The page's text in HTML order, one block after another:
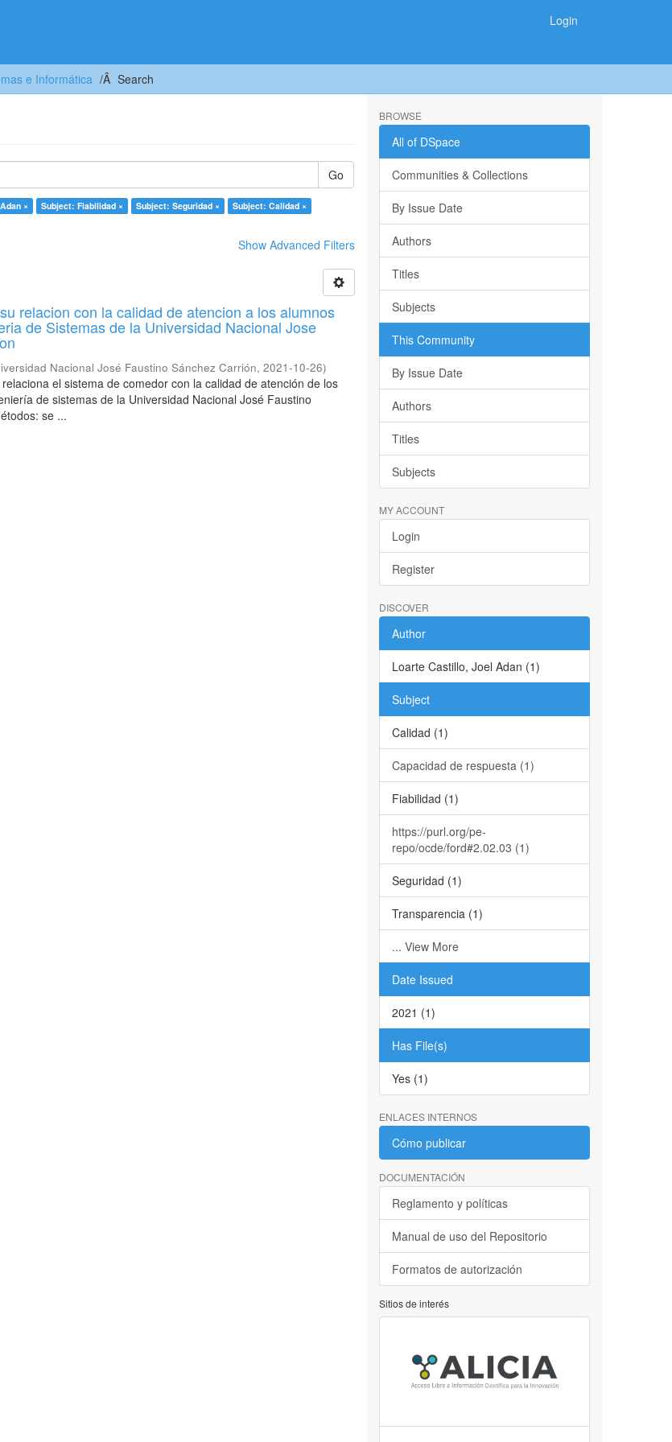
Login
e Informática Search
Go
× Subject: Fiabilidad × Subject: Seguridad ×
Subject: Calidad ×
Show Advanced Filters
relacion con la calidad de atencion a los alumnos
de Sistemas de la Universidad Nacional Jose
Nacional José Faustino Sánchez Carrión,2021-10-26)
el sistema de comedor con la calidad de atención de los
de sistemas de la Universidad Nacional José Faustino
se ...
BROWSE
All of DSpace
Communities & Collections
By Issue Date
Authors
Titles
Subjects
This Community
By Issue Date
Authors
Titles
Subjects
MY ACCOUNT
Login
Register
DISCOVER
Author
Loarte Castillo, Joel Adan (1)
Subject
Calidad (1)
Capacidad de respuesta (1)
Fiabilidad (1)
https://purl.org/pe-
repo/ocde/ford#2.02.03 (1)
Seguridad (1)
Transparencia (1)
... View More
Date Issued
2021 (1)
Has File(s)
Yes (1)
ENLACES INTERNOS
Cómo publicar
DOCUMENTACIÓN
Reglamento y políticas
Manual de uso del Repositorio
Formatos de autorización
Sitios de interés